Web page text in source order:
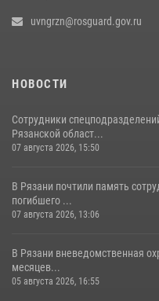
uvngrzn@rosguard.gov.ru
НОВОСТИ
Сотрудники
Рязанской област...
07 августа 2026, 15:50
В Рязани почтили память
погибшего ...
07 августа 2026, 13:06
В Рязани вневедомственная
месяцев...
05 августа 2026, 16:55